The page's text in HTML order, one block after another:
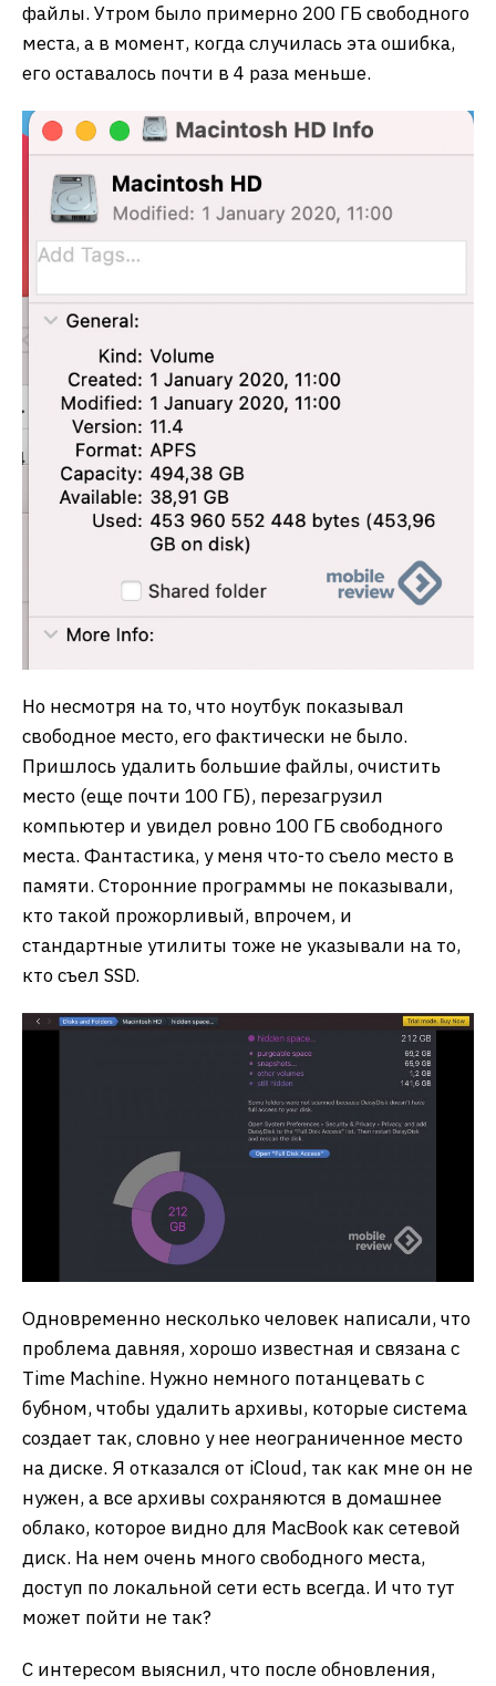
файлы. Утром было примерно 200 ГБ свободного
места, а в момент, когда случилась эта ошибка,
его оставалось почти в 4 раза меньше.
Но несмотря на то, что ноутбук показывал
свободное место, его фактически не было.
Пришлось удалить большие файлы, очистить
место (еще почти 100 ГБ), перезагрузил
компьютер и увидел ровно 100 ГБ свободного
места. Фантастика, у меня что-то съело место в
памяти. Сторонние программы не показывали,
кто такой прожорливый, впрочем, и
стандартные утилиты тоже не указывали на то,
кто съел SSD.
Одновременно несколько человек написали, что
проблема давняя, хорошо известная и связана с
Time Machine. Нужно немного потанцевать с
бубном, чтобы удалить архивы, которые система
создает так, словно у нее неограниченное место
на диске. Я отказался от iCloud, так как мне он не
нужен, а все архивы сохраняются в домашнее
облако, которое видно для MacBook как сетевой
диск. На нем очень много свободного места,
доступ по локальной сети есть всегда. И что тут
может пойти не так?
С интересом выяснил, что после обновления,